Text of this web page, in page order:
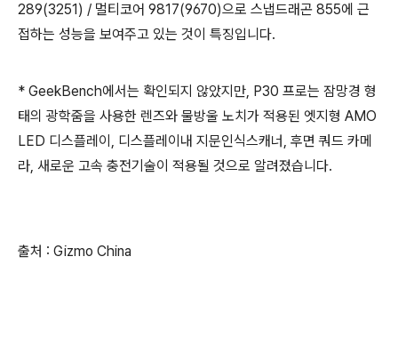
289(3251) / 멀티코어 9817(9670)으로 스냅드래곤 855에 근
접하는 성능을 보여주고 있는 것이 특징입니다.
* GeekBench에서는 확인되지 않았지만, P30 프로는 잠망경 형
태의 광학줌을 사용한 렌즈와 물방울 노치가 적용된 엣지형 AMO
LED 디스플레이, 디스플레이내 지문인식스캐너, 후면 쿼드 카메
라, 새로운 고속 충전기술이 적용될 것으로 알려졌습니다.
출처 : Gizmo China